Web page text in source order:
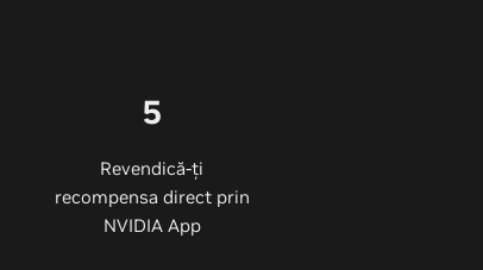
5
Revendică-ți
recompensa direct prin
NVIDIA App